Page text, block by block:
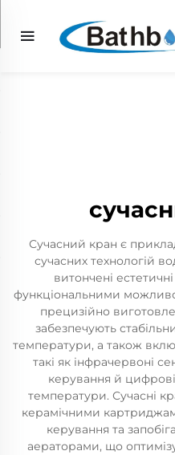
Сучасний кран є
сучасних технологій
витончені
функціональними
прецизійно
забезпечують
температури, а також
такі як інфрачервоні
керування й
температури. Сучасні
керамічними
керування та
аераторами, що